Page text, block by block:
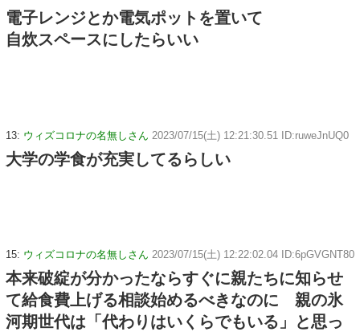
電子レンジとか電気ポットを置いて
自炊スペースにしたらいい
13: ウィズコロナの名無しさん 2023/07/15(土) 12:21:30.51 ID:ruweJnUQ0
大学の学食が充実してるらしい
15: ウィズコロナの名無しさん 2023/07/15(土) 12:22:02.04 ID:6pGVGNT80
本来破綻が分かったならすぐに親たちに知らせ
て給食費上げる相談始めるべきなのに 親の氷
河期世代は「代わりはいくらでもいる」と思っ